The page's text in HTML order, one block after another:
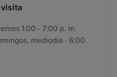
1:00 - 7:00 p. m.
mediodía - 6:00